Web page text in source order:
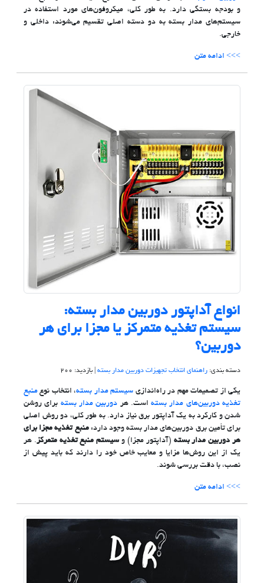
و بودجه بستگی دارد. به طور کلی، میکروفون‌های مورد استفاده در
سیستم‌های مدار بسته به دو دسته اصلی تقسیم می‌شوند: داخلی و
خارجی.
>>> ادامه متن
انواع آداپتور دوربین مدار بسته:
سیستم تغذیه متمرکز یا مجزا برای هر
دوربین؟
دسته بندی: راهنمای انتخاب تجهیزات دوربین مدار بسته | بازدید: 200
یکی از تصمیمات مهم در راه‌اندازی سیستم مدار بسته، انتخاب نوع منبع
تغذیه دوربین‌های مدار بستهاست. هر دوربین مدار بسته برای روشن
شدن و کارکرد به یک آداپتور برق نیاز دارد. به طور کلی، دو روش اصلی
برای تأمین برق دوربین‌های مدار بسته وجود دارد:منبع تغذیه مجزا برای
هر دوربین مدار بسته (آداپتور مجزا) و سیستم منبع تغذیه متمرکز. هر
یک از این روش‌ها مزایا و معایب خاص خود را دارند که باید پیش از
نصب، با دقت بررسی شوند.
>>> ادامه متن